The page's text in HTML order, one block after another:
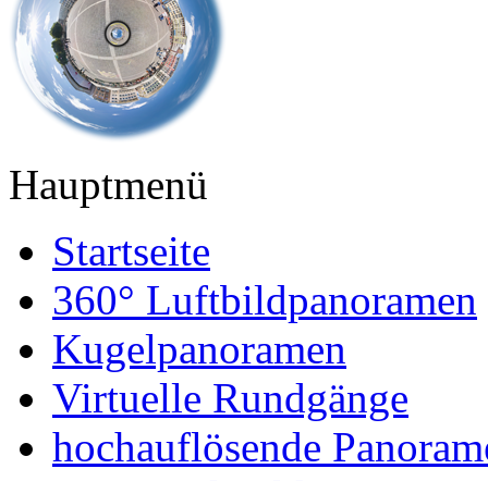
Hauptmenü
Startseite
360° Luftbildpanoramen
Kugelpanoramen
Virtuelle Rundgänge
hochauflösende